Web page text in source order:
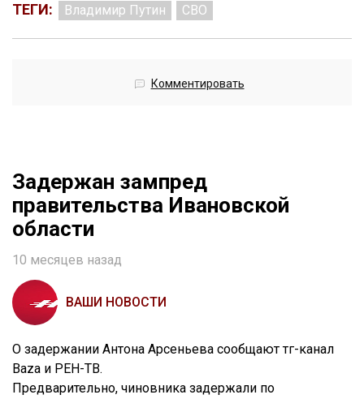
ТЕГИ: Владимир Путин СВО
Комментировать
Задержан зампред
правительства Ивановской
области
10 месяцев назад
ВАШИ НОВОСТИ
О задержании Антона Арсеньева сообщают тг-канал
Baza и РЕН-ТВ.
Предварительно, чиновника задержали по